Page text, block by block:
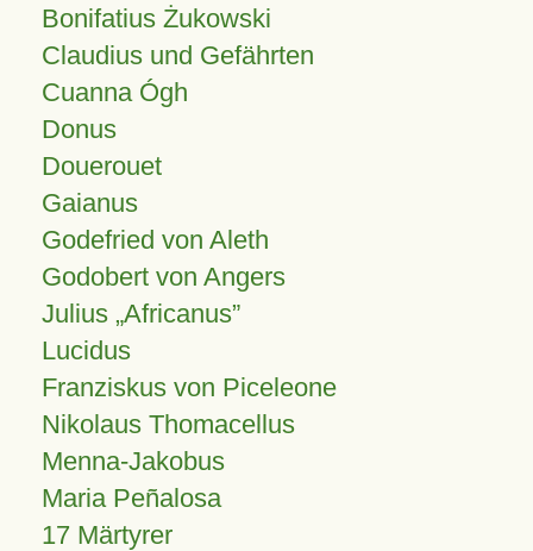
Bonifatius Żukowski
Claudius und Gefährten
Cuanna Ógh
Donus
Douerouet
Gaianus
Godefried von Aleth
Godobert von Angers
Julius Africanus
Lucidus
Franziskus von Piceleone
Nikolaus Thomacellus
Menna-Jakobus
Maria Peñalosa
17 Märtyrer